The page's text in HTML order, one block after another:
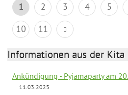
1 2 3 4 5
10
11
Informationen aus der
Ankündigung - Pyjamaparty am
11.03.2025